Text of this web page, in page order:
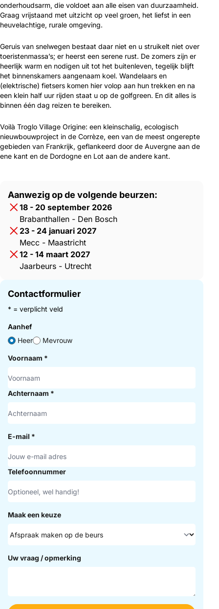
onderhoudsarm, die voldoet aan alle eisen van duurzaamheid.
Graag vrijstaand met uitzicht op veel groen, het liefst in een
heuvelachtige, rurale omgeving.
Geruis van snelwegen bestaat daar niet en u struikelt niet over
toeristenmassa’s; er heerst een serene rust. De zomers zijn er
heerlijk warm en nodigen uit tot het buitenleven, tegelijk blijft
het binnenskamers aangenaam koel. Wandelaars en
(elektrische) fietsers komen hier volop aan hun trekken en na
een klein half uur rijden staat u op de golfgreen. En dit alles is
binnen één dag reizen te bereiken.
Voilà Troglo Village Origine: een kleinschalig, ecologisch
nieuwbouwproject in de Corrèze, een van de meest ongerepte
gebieden van Frankrijk, geflankeerd door de Auvergne aan de
ene kant en de Dordogne en Lot aan de andere kant.
Aanwezig op de volgende beurzen:
18 - 20 september 2026
Brabanthallen - Den Bosch
23 - 24 januari 2027
Mecc - Maastricht
12 - 14 maart 2027
Jaarbeurs - Utrecht
Contactformulier
* = verplicht veld
Aanhef
Heer
Mevrouw
Voornaam *
Achternaam *
E-mail *
Telefoonnummer
Maak een keuze
Uw vraag / opmerking